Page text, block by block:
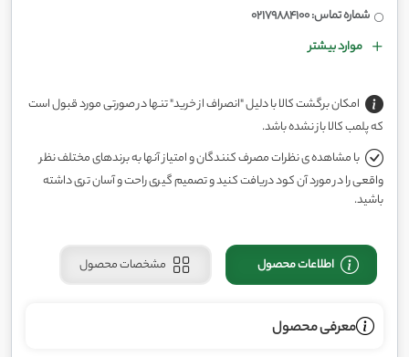
شماره تماس: 02179884100
موارد بیشتر
امکان برگشت کالا با دلیل "انصراف از خرید" تنها در صورتی مورد قبول است
که پلمب کالا باز نشده باشد.
با مشاهده ی نظرات مصرف کنندگان و امتیاز آنها به برندهای مختلف نظر
واقعی را در مورد آن کود دریافت کنید و تصمیم گیری راحت و آسان تری داشته
باشید.
اطلاعات محصول مشخصات محصول
معرفی محصول